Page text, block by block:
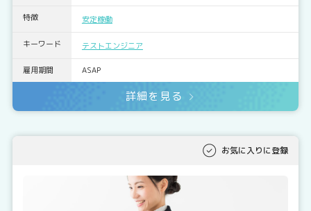
特徴 安定稼働
キーワード テストエンジニア
雇用期間 ASAP
詳細を見る
お気に入りに登録